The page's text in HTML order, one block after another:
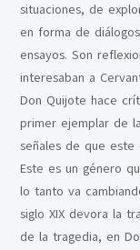
situaciones, de
en forma de
ensayos. Son
interesaban a
Don Quijote hace
primer ejemplar de
señales de que este
Este es un género
lo tanto va
siglo XIX devora la
de la tragedia, en